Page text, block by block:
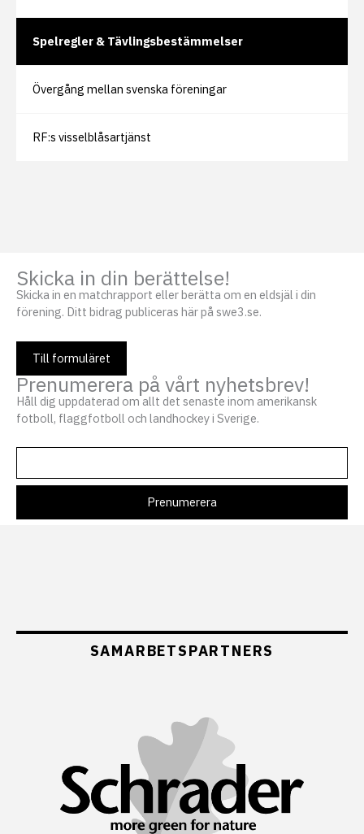
Spelregler & Tävlingsbestämmelser
Övergång mellan svenska föreningar
RF:s visselblåsartjänst
Skicka in din berättelse!
Skicka in en matchrapport eller berätta om en eldsjäl i din
förening. Ditt bidrag publiceras här på swe3.se.
Till formuläret
Prenumerera på vårt nyhetsbrev!
Håll dig uppdaterad om allt det senaste inom amerikansk
fotboll, flaggfotboll och landhockey i Sverige.
SAMARBETSPARTNERS